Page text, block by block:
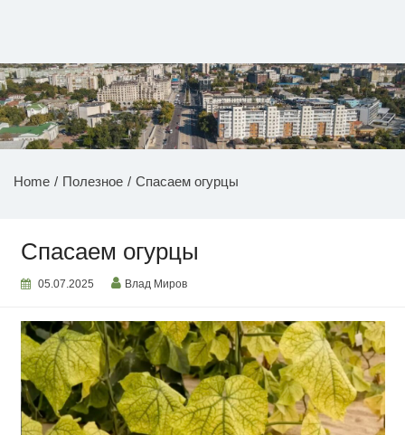
НОВОСТИ ПРИДНЕСТРОВЬЯ
Home Полезное Спасаем огурцы
Спасаем огурцы
05.07.2025 Влад Миров